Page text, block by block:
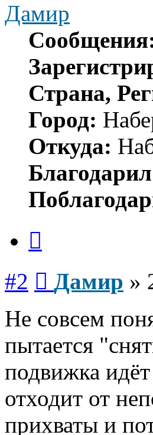
Дамир
Страна,
Город:
Откуда:
#2 Дамир »
Не совсем
пытается
подвижка
отходит от
прихваты и